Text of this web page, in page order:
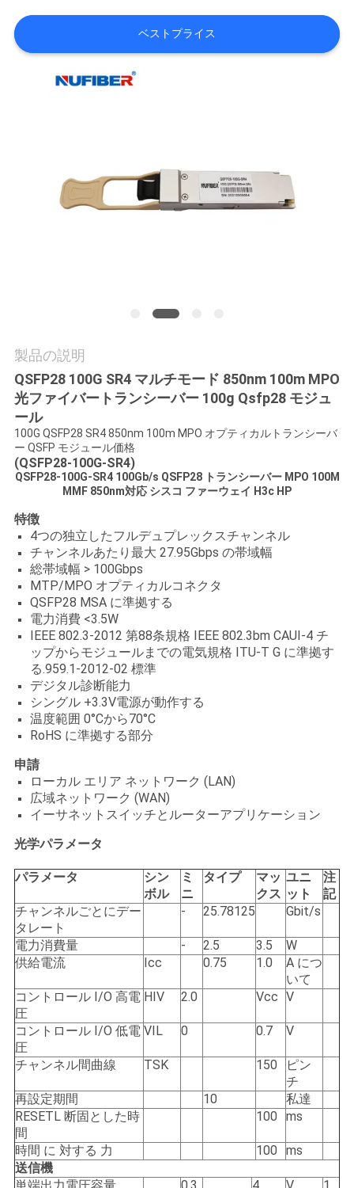
旅
行
連
絡
し
な
さ
い
ニ
ュ
ー
引
用
を
要
求
し
な
さ
い
地
図
プ
ラ
イ
ベストプライス
製品の説明
QSFP28 100G SR4 マルチモード 850nm 100m MPO
光ファイバートランシーバー 100g Qsfp28 モジュ
ール
100G QSFP28 SR4 850nm 100m MPO オプティカルトランシーバ
ー QSFP モジュール価格
(QSFP28-100G-SR4)
QSFP28-100G-SR4 100Gb/s QSFP28 トランシーバー MPO 100M
MMF 850nm対応 シスコ ファーウェイ H3c HP
特徴
4つの独立したフルデュプレックスチャンネル
チャンネルあたり最大 27.95Gbps の帯域幅
総帯域幅 > 100Gbps
MTP/MPO オプティカルコネクタ
QSFP28 MSA に準拠する
電力消費 <3.5W
IEEE 802.3-2012 第88条規格 IEEE 802.3bm CAUI-4 チ
ップからモジュールまでの電気規格 ITU-T G に準拠す
る.959.1-2012-02 標準
デジタル診断能力
シングル +3.3V電源が動作する
温度範囲 0°Cから70°C
RoHS に準拠する部分
申請
ローカル エリア ネットワーク (LAN)
広域ネットワーク (WAN)
イーサネットスイッチとルーターアプリケーション
光学パラメータ
パラメータ
シン
ボル
ミ
ニ
タイプ
マッ
クス
ユニ
ット
注
記
チャンネルごとにデー
タレート
- 25.78125 Gbit/s
電力消費量 - 2.5 3.5
W
供給電流
Icc 0.75 1.0
A につ
いて
コントロール I/O 高電
圧
HIV 2.0 Vcc V
コントロール I/O 低電
圧
VIL 0 0.7 V
チャンネル間曲線 TSK 150
ピン
チ
再設定期間
10
私達
RESETL 断固とした時
間
100 ms
時間 に 対する 力 100
ms
送信機